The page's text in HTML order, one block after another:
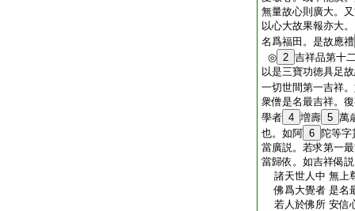
無量故心則廣大。
以心大故果報亦大
名爲福田。是故應禮
◎ 2 吉祥品第十
以是三寶功徳具足
一切世間第一吉祥
衆僧是名最吉祥。
學者 4 増壽 5 萬
也。如阿 6 陀等字
當廣説。若求第一
當歸依。如吉祥偈説
諸天世人中 無上
佛爲大覺者 是名
若人於佛所 安信